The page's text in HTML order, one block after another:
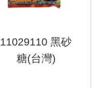
11029110 黑砂
糖(台灣)